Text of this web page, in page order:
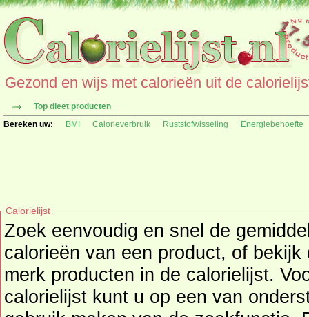
Gezond en wijs met calorieën uit de
Top dieet producten
Bereken uw:
BMI Calorieverbruik Ruststofwisseling Energiebehoefte
Calorielijst
Zoek eenvoudig en snel de
calorieën van een product, of
merk producten in de calorielijst.
calorielijst kunt u op een van